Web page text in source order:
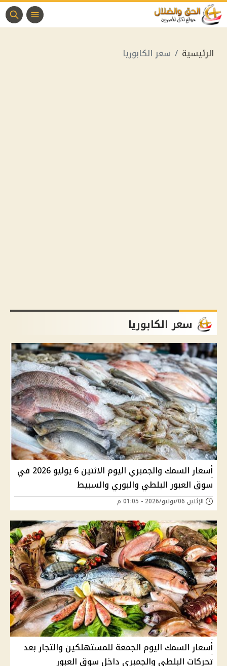
الرئيسية سعر الكابوريا
سعر الكابوريا
أسعار السمك والجمبري اليوم الاثنين 6 يوليو 2026 في
سوق العبور البلطي والبوري والسبيط
الإثنين 06/يوليو/2026 - 01:05 م
أسعار السمك اليوم الجمعة للمستهلكين والتجار بعد
تحركات البلطي والجمبري داخل سوق العبور